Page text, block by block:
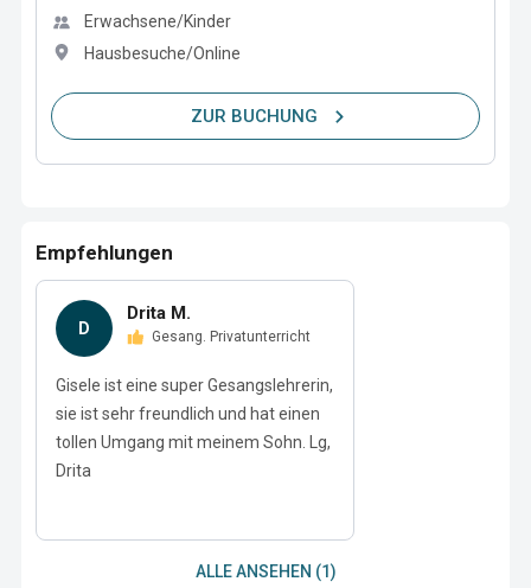
Erwachsene/Kinder
Hausbesuche/Online
ZUR BUCHUNG
Empfehlungen
D
Drita M.
Gesang. Privatunterricht
Gisele ist eine super Gesangslehrerin,
sie ist sehr freundlich und hat einen
tollen Umgang mit meinem Sohn. Lg,
Drita
ALLE ANSEHEN (1)